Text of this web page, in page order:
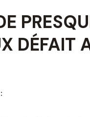
DÉFAIT